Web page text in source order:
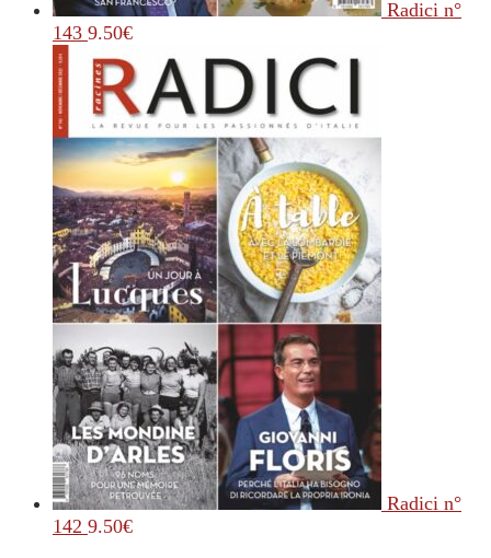
Radici n°
143 9.50€
Radici n°
142 9.50€